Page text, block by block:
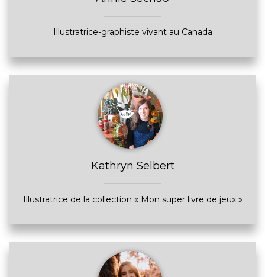
Illustratrice-graphiste vivant au Canada
Kathryn Selbert
Illustratrice de la collection « Mon super livre de jeux »